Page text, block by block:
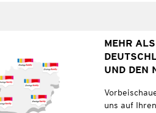
MEHR
UND DEN
uns auf